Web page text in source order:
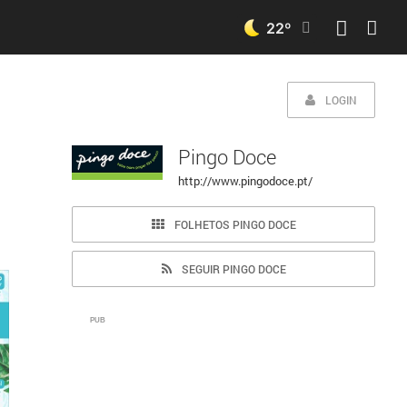
22º
LOGIN
Pingo Doce
http://www.pingodoce.pt/
FOLHETOS PINGO DOCE
SEGUIR PINGO DOCE